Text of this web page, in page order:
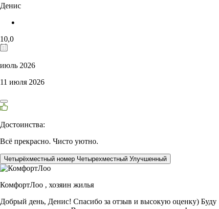
Денис
10,0
июль 2026
11 июля 2026
Достоинства:
Всё прекрасно. Чисто уютно.
Четырёхместный номер Четырехместный Улучшенный
КомфортЛоо , хозяин жилья
Добрый день, Денис! Спасибо за отзыв и высокую оценку) Буду